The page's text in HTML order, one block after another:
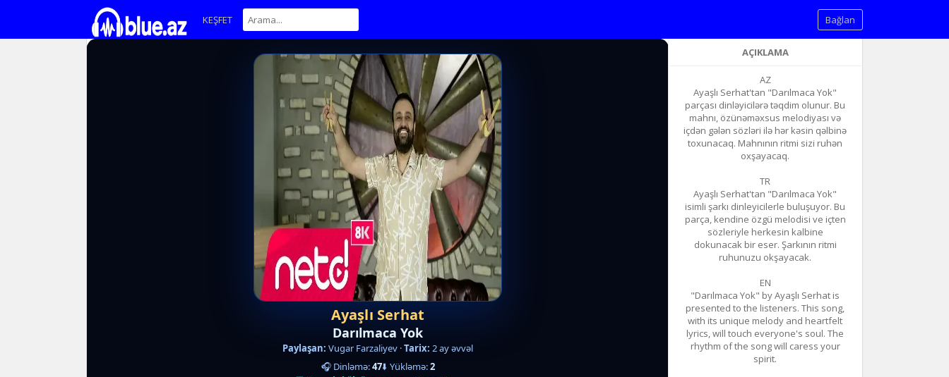
KEŞFET Bağlan
AÇIKLAMA
AZ
Ayaşlı Serhat'tan "Darılmaca Yok"
parçası dinləyicilərə təqdim olunur. Bu
mahnı, özünəməxsus melodiyası və
içdən gələn sözləri ilə hər kəsin qəlbinə
toxunacaq. Mahnının ritmi sizi ruhən
oxşayacaq.
TR
Ayaşlı Serhat'tan "Darılmaca Yok"
isimli şarkı dinleyicilerle buluşuyor. Bu
parça, kendine özgü melodisi ve içten
sözleriyle herkesin kalbine
dokunacak bir eser. Şarkının ritmi
ruhunuzu okşayacak.
EN
"Darılmaca Yok" by Ayaşlı Serhat is
presented to the listeners. This song,
with its unique melody and heartfelt
lyrics, will touch everyone's soul. The
rhythm of the song will caress your
spirit.